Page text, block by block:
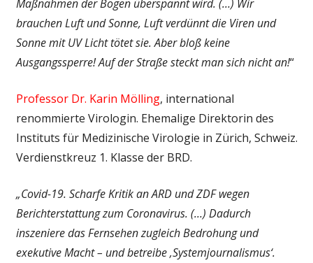
Maßnahmen der Bogen überspannt wird. (…) Wir
brauchen Luft und Sonne, Luft verdünnt die Viren und
Sonne mit UV Licht tötet sie. Aber bloß keine
Ausgangssperre! Auf der Straße steckt man sich nicht an!“
Professor Dr. Karin Mölling, international
renommierte Virologin. Ehemalige Direktorin des
Instituts für Medizinische Virologie in Zürich, Schweiz.
Verdienstkreuz 1. Klasse der BRD.
„Covid-19. Scharfe Kritik an ARD und ZDF wegen
Berichterstattung zum Coronavirus. (…) Dadurch
inszeniere das Fernsehen zugleich Bedrohung und
exekutive Macht – und betreibe ‚Systemjournalismus‘.